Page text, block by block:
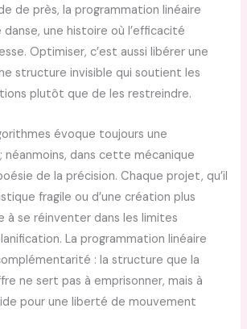
de près, la programmation linéaire
danse, une histoire où l’efficacité
Optimiser, c’est aussi libérer une
structure invisible qui soutient les
plutôt que de les restreindre.
évoque toujours une
néanmoins, dans cette mécanique
de la précision. Chaque projet, qu’il
fragile ou d’une création plus
à se réinventer dans les limites
La programmation linéaire
: la structure que la
ne sert pas à emprisonner, mais à
pour une liberté de mouvement